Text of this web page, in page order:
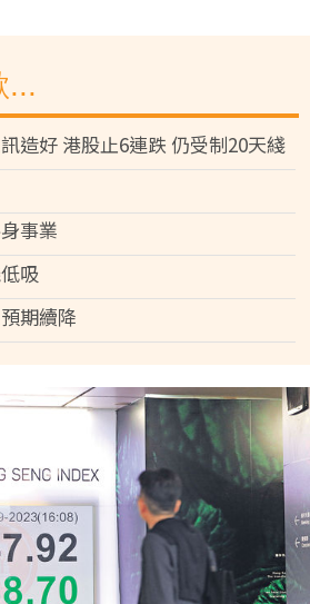
...
造好 港股止6連跌 仍受制20天綫
事業
吸
期續降